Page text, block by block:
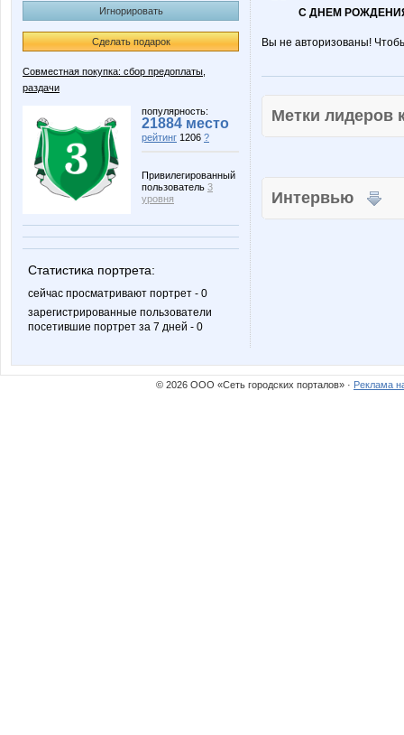
Игнорировать
Сделать подарок
Совместная покупка: сбор предоплаты,
раздачи
популярность:
21884 место
рейтинг 1206 ?
Привилегированный
пользователь 3
уровня
Статистика портрета:
сейчас просматривают портрет - 0
зарегистрированные пользователи
посетившие портрет за 7 дней - 0
С ДНЕМ
Вы не авторизованы!
Метки
Интервью
© 2026 ООО «Сеть городских порталов» · Реклама